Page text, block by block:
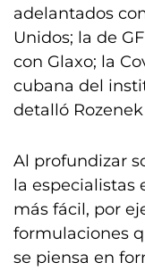
adelantados
Unidos; la de
con Glaxo; la
cubana del
detalló
Al profundizar
la especialistas
más fácil, por
formulaciones
se piensa en